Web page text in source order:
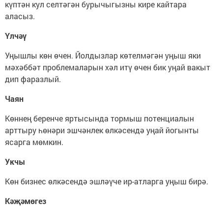
күптән кул селтәгән бурычыгызны кире кайтара
аласыз.
Үлчәү
Уңышлы көн өчен. Йолдызлар көтелмәгән уңыш яки
мәхәббәт проблемаларын хәл итү өчен бик уңай вакыт
дип фаразлый.
Чаян
Көннең беренче яртысында тормыш потенциалын
арттыру һөнәри эшчәнлек өлкәсендә уңай йогынты
ясарга мөмкин.
Укчы
Көн бизнес өлкәсендә эшләүче ир-атларга уңыш бирә.
Кәҗәмөгез